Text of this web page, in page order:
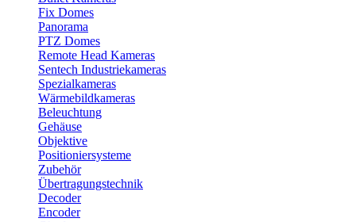
Fix Domes
Panorama
PTZ Domes
Remote Head Kameras
Sentech Industriekameras
Spezialkameras
Wärmebildkameras
Beleuchtung
Gehäuse
Objektive
Positioniersysteme
Zubehör
Übertragungstechnik
Decoder
Encoder